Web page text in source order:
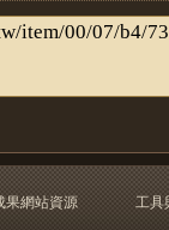
果網站資源
工具